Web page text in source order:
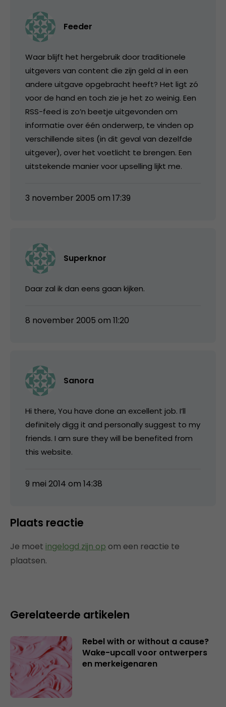
Feeder
Waar blijft het hergebruik door traditionele
uitgevers van content die zijn geld al in een
andere uitgave opgebracht heeft? Het ligt zó
voor de hand en toch zie je het zo weinig. Een
RSS-feed is zo’n beetje uitgevonden om
informatie over één onderwerp, te vinden op
verschillende sites (in dit geval van dezelfde
uitgever), over het voetlicht te brengen. Een
uitstekende manier voor upselling lijkt me.
3 november 2005 om 17:39
Superknor
Daar zal ik dan eens gaan kijken.
8 november 2005 om 11:20
Sanora
Hi there, You have done an excellent job. I’ll
definitely digg it and personally suggest to my
friends. I am sure they will be benefited from
this website.
9 mei 2014 om 14:38
Plaats reactie
Je moet ingelogd zijn op om een reactie te
plaatsen.
Gerelateerde artikelen
Rebel with or without a cause?
Wake-upcall voor ontwerpers
en merkeigenaren